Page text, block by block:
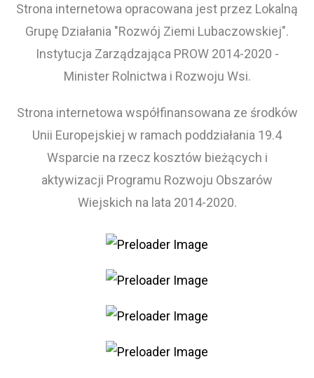
Strona internetowa opracowana jest przez Lokalną
Grupę Działania "Rozwój Ziemi Lubaczowskiej".
Instytucja Zarządzająca PROW 2014-2020 -
Minister Rolnictwa i Rozwoju Wsi.
Strona internetowa współfinansowana ze środków
Unii Europejskiej w ramach poddziałania 19.4
Wsparcie na rzecz kosztów bieżących i
aktywizacji Programu Rozwoju Obszarów
Wiejskich na lata 2014-2020.